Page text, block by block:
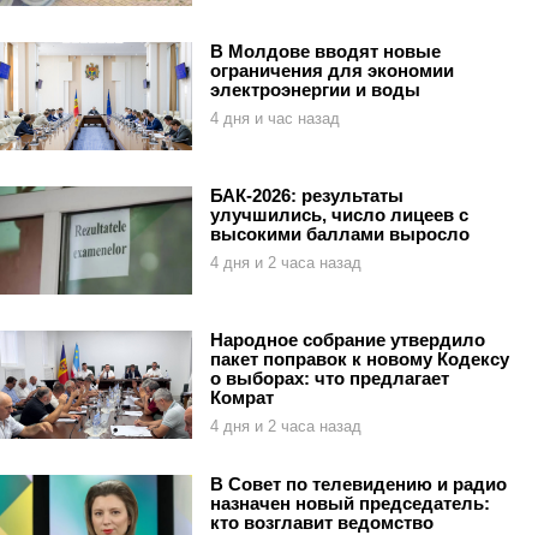
В Молдове вводят новые
ограничения для экономии
электроэнергии и воды
4 дня и час назад
БАК-2026: результаты
улучшились, число лицеев с
высокими баллами выросло
4 дня и 2 часа назад
Народное собрание утвердило
пакет поправок к новому Кодексу
о выборах: что предлагает
Комрат
4 дня и 2 часа назад
В Совет по телевидению и радио
назначен новый председатель:
кто возглавит ведомство